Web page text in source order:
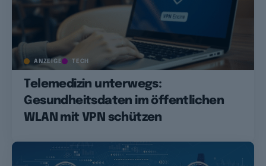
ANZEIGE TECH
Telemedizin unterwegs:
Gesundheitsdaten im öffentlichen
WLAN mit VPN schützen